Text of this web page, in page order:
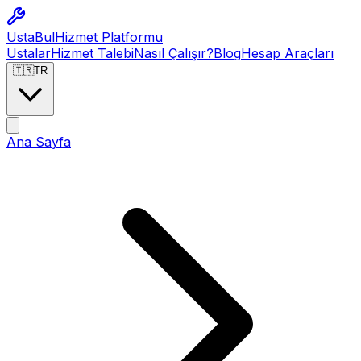
UstaBulHizmet Platformu
UstalarHizmet TalebiNasıl Çalışır?BlogHesap Araçları
🇹🇷TR
Ana Sayfa